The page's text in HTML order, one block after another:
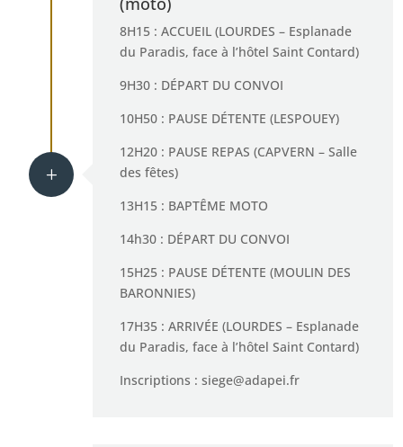
L
8H15 : ACCUEIL (LOURDES – Esplanade
du Paradis, face à l’hôtel Saint Contard)
9H30 : DÉPART DU CONVOI
10H50 : PAUSE DÉTENTE (LESPOUEY)
12H20 : PAUSE REPAS (CAPVERN – Salle
des fêtes)
13H15 : BAPTÊME MOTO
14h30 : DÉPART DU CONVOI
15H25 : PAUSE DÉTENTE (MOULIN DES
BARONNIES)
17H35 : ARRIVÉE (LOURDES – Esplanade
du Paradis, face à l’hôtel Saint Contard)
Inscriptions : siege@adapei.fr